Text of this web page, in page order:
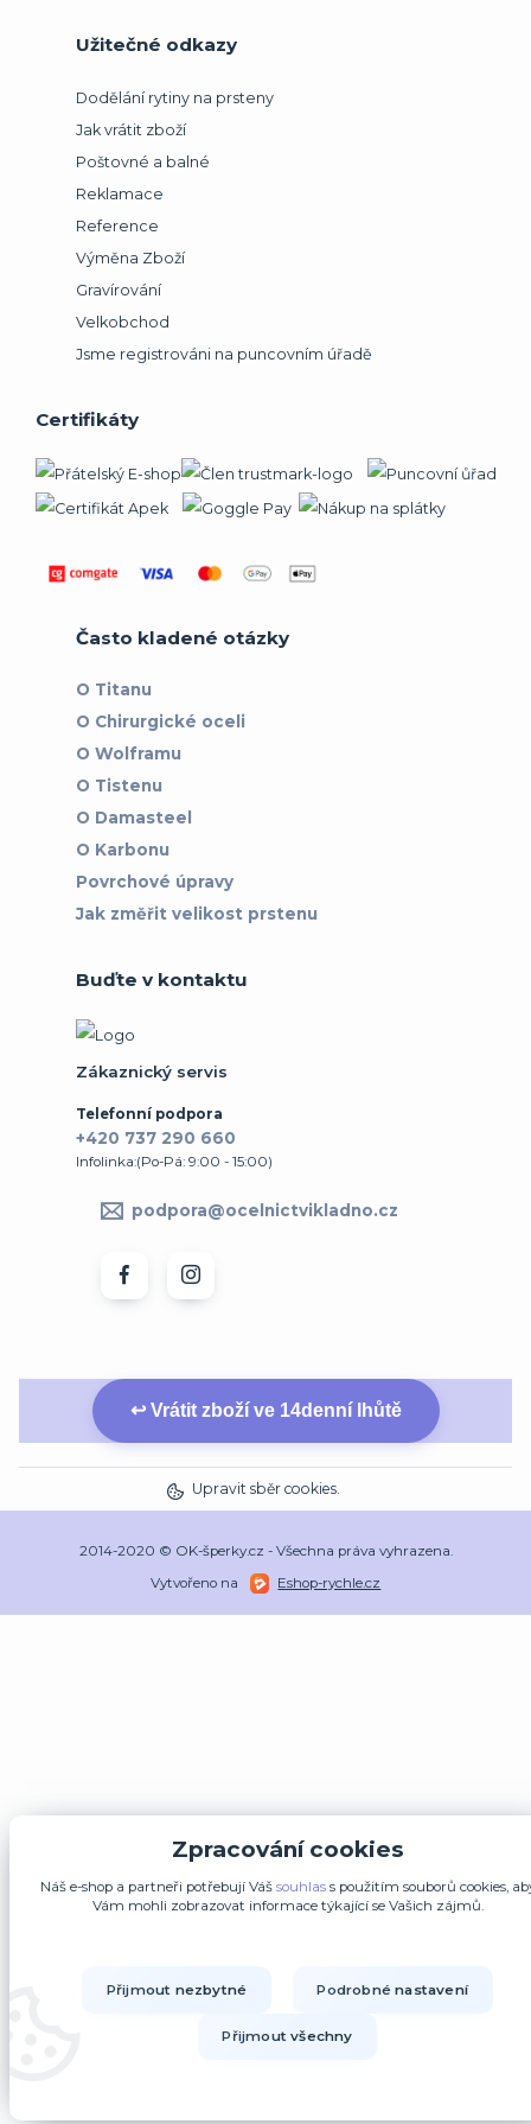
Užitečné odkazy
Dodělání rytiny na prsteny
Jak vrátit zboží
Poštovné a balné
Reklamace
Reference
Výměna Zboží
Gravírování
Velkobchod
Jsme registrováni na puncovním úřadě
Certifikáty
Často kladené otázky
O Titanu
O Chirurgické oceli
O Wolframu
O Tistenu
O Damasteel
O Karbonu
Povrchové úpravy
Jak změřit velikost prstenu
Buďte v kontaktu
Zákaznický servis
Telefonní podpora
+420 737 290 660
Infolinka:(Po-Pá: 9:00 - 15:00)
podpora@ocelnictvikladno.cz
↩ Vrátit zboží ve 14denní lhůtě
Upravit sběr cookies.
2014-2020 © OK-šperky.cz - Všechna práva vyhrazena.
Vytvořeno na
Eshop-rychle.cz
Zpracování cookies
Náš e-shop a partneři potřebují Váš souhlass použitím souborů cookies,
Vám mohli zobrazovat informace týkající se Vašich zájmů.
Přijmout nezbytné Podrobné nastavení
Přijmout všechny